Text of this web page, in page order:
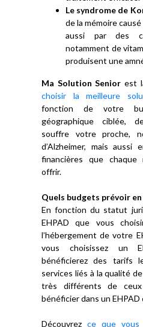
Le syndrome de
de la mémoire causé
aussi par des
notamment de
produisent une
Ma Solution Senior est
choisir la meilleure
fonction de votre
géographique ciblée,
souffre votre proche,
d’Alzheimer, mais aussi
financières que
offrir.
Quels budgets prévoir en
En fonction du statut
EHPAD que vous
l’hébergement de votre
vous choisissez un
bénéficierez des tarifs
services liés à la qualité
très différents de
bénéficier dans un EHPAD
Découvrez ce que vous